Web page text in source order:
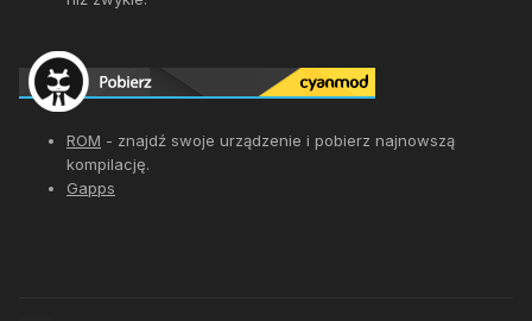
ROM - znajdź swoje urządzenie i pobierz najnowszą
kompilację.
Gapps